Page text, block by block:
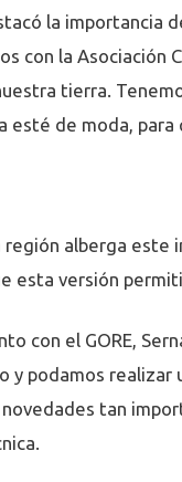
la importancia
con la
tierra.
esté de moda, para
región alberga
esta versión
con el GORE,
y podamos
tan